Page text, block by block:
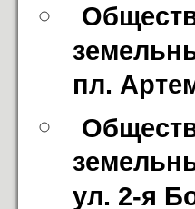
пл.
ул. 2-я